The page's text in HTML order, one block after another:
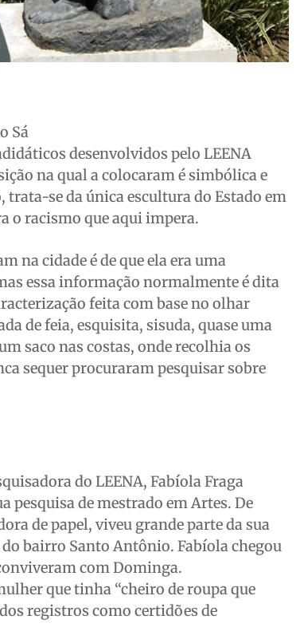
Sá
desenvolvidos pelo LEENA
na qual a colocaram é simbólica e
se da única escultura do Estado em
o racismo que aqui impera.
na cidade é de que ela era uma
essa informação normalmente é dita
feita com base no olhar
de feia, esquisita, sisuda, quase uma
saco nas costas, onde recolhia os
sequer procuraram pesquisar sobre
do LEENA, Fabíola Fraga
pesquisa de mestrado em Artes. De
de papel, viveu grande parte da sua
bairro Santo Antônio. Fabíola chegou
com Dominga.
que tinha “cheiro de roupa que
registros como certidões de